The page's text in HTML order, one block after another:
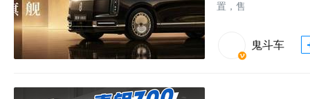
置，售
鬼斗车